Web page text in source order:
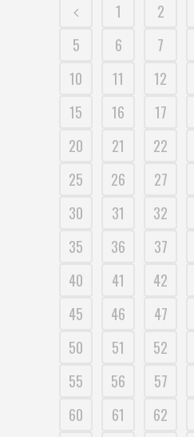
1 2
5
6 7
10
11 12
15
16 17
20
21 22
25
26 27
30
31 32
35
36 37
40
41 42
45
46 47
50
51 52
55
56 57
60
61 62